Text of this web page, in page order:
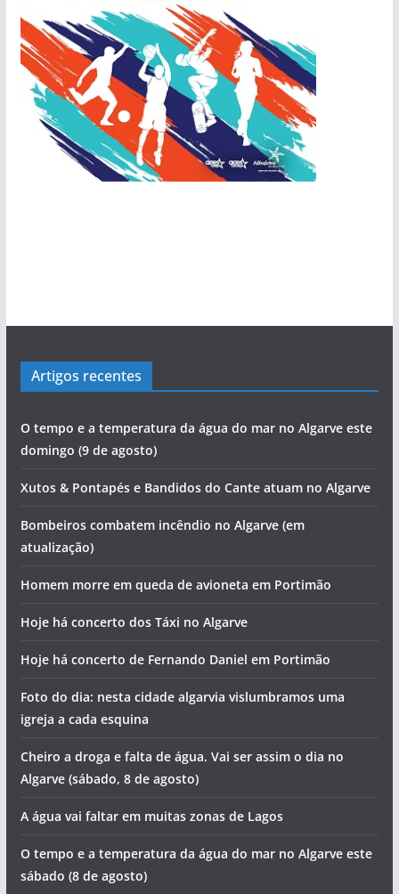
Artigos recentes
O tempo e a temperatura da água do mar no Algarve este
domingo (9 de agosto)
Xutos & Pontapés e Bandidos do Cante atuam no Algarve
Bombeiros combatem incêndio no Algarve (em
atualização)
Homem morre em queda de avioneta em Portimão
Hoje há concerto dos Táxi no Algarve
Hoje há concerto de Fernando Daniel em Portimão
Foto do dia: nesta cidade algarvia vislumbramos uma
igreja a cada esquina
Cheiro a droga e falta de água. Vai ser assim o dia no
Algarve (sábado, 8 de agosto)
A água vai faltar em muitas zonas de Lagos
O tempo e a temperatura da água do mar no Algarve este
sábado (8 de agosto)